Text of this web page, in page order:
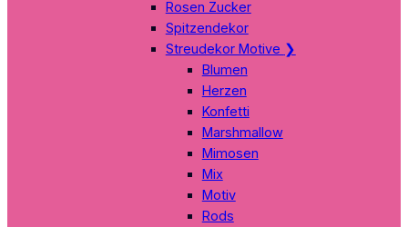
Rosen Zucker
Spitzendekor
Streudekor Motive ❯
Blumen
Herzen
Konfetti
Marshmallow
Mimosen
Mix
Motiv
Rods